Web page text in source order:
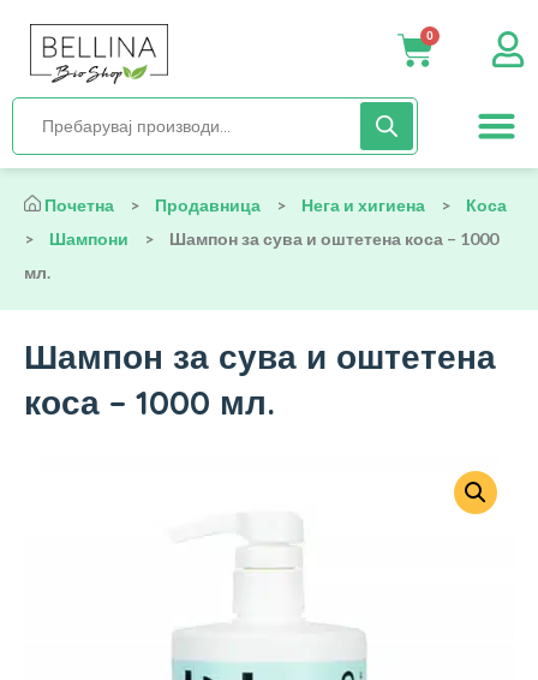
0
Почетна > Продавница > Нега и хигиена >
Коса
>
Шампони >
Шампон за сува и оштетена коса – 1000
мл.
Шампон за сува и оштетена
коса – 1000 мл.